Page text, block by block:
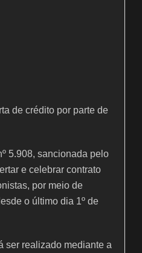
de crédito por parte de
5.908, sancionada pelo
e celebrar contrato
por meio de
o último dia 1º de
ser realizado mediante a